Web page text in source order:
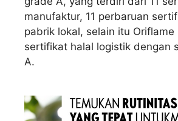
manufaktur, 11 perbaruan
pabrik lokal, selain itu Oriflame
sertifikat halal logistik dengan
A.